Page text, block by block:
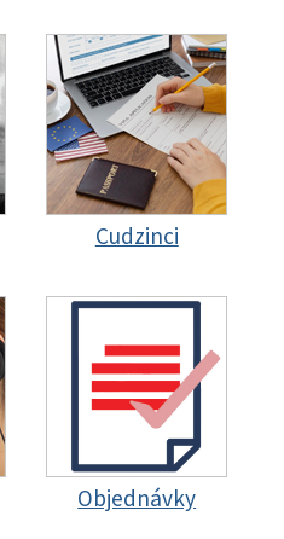
Cudzinci
Objednávky